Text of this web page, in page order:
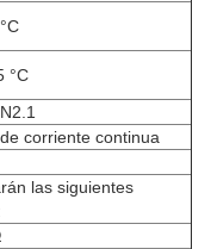
°C
corriente continua
las siguientes